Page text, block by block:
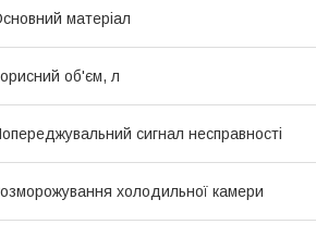
матеріал
об'єм, л
сигнал несправності
холодильної камери